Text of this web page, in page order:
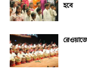
হবে